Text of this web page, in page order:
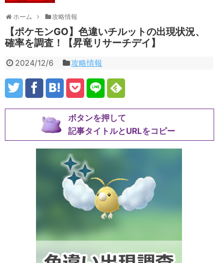
ホーム 攻略情報
【ポケモンGO】色違いチルットの出現状況、
確率を調査！【昇竜リサーチデイ】
2024/12/6 攻略情報
ボタンを押して
記事タイトルとURLをコピー